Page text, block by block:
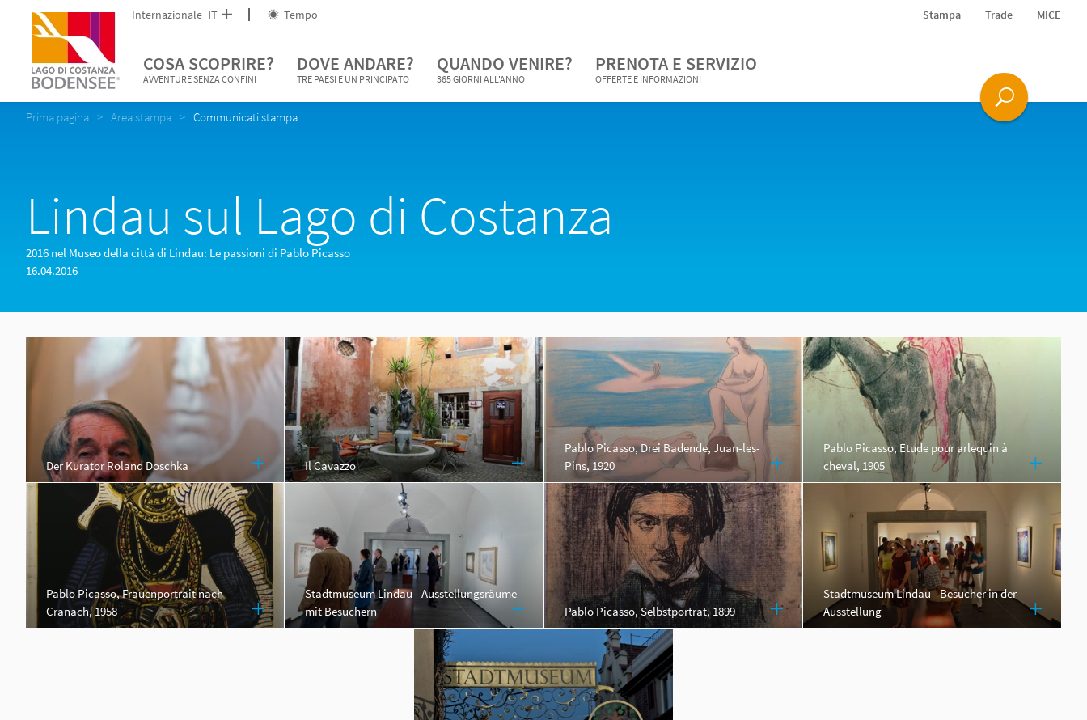
Internazionale IT Tempo Stampa Trade MICE
COSA SCOPRIRE?
AVVENTURE SENZA CONFINI
DOVE ANDARE?
TRE PAESI E UN PRINCIPATO
QUANDO VENIRE?
365 GIORNI ALL'ANNO
PRENOTA E SERVIZIO
OFFERTE E INFORMAZIONI
Prima pagina Area stampa Communicati stampa
Lindau sul Lago di Costanza
2016 nel Museo della città di Lindau: Le passioni di Pablo Picasso
16.04.2016
Der Kurator Roland Doschka Il Cavazzo
Pablo Picasso, Drei Badende, Juan-les-
Pins, 1920
Pablo Picasso, Étude pour arlequin à
cheval, 1905
Pablo Picasso, Frauenportrait nach
Cranach, 1958
Stadtmuseum Lindau - Ausstellungsräume
mit Besuchern
Pablo Picasso, Selbstporträt, 1899
Stadtmuseum Lindau - Besucher in der
Ausstellung